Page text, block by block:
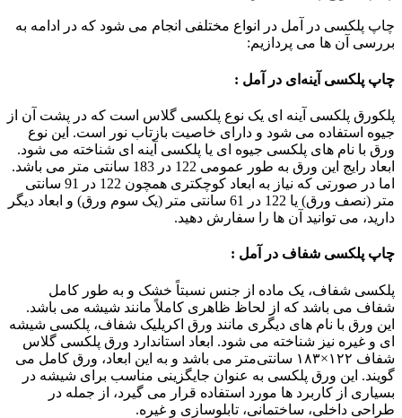
چاپ پلکسی در آمل در انواع مختلفی انجام می شود که در ادامه به
بررسی آن ها می پردازیم:
چاپ پلکسی آینه‌ای در آمل :
پلکورق پلکسی آینه ‌ای یک نوع پلکسی گلاس است که در پشت آن از
جیوه استفاده می ‌شود و دارای خاصیت بازتاب نور است. این نوع
ورق با نام‌ های پلکسی جیوه ‌ای یا پلکسی آینه ‌ای شناخته می‌ شود.
ابعاد رایج این ورق به طور عمومی 122 در 183 سانتی متر می باشد.
اما در صورتی که نیاز به ابعاد کوچکتری همچون 122 در 91 سانتی
متر (نصف ورق) یا 122 در 61 سانتی متر (یک سوم ورق) و ابعاد دیگر
دارید، می‌ توانید آن ها را سفارش دهید.
چاپ پلکسی شفاف در آمل :
پلکسی شفاف، یک ماده از جنس نسبتاً خشک و به طور کامل
شفاف می باشد که از لحاظ ظاهری کاملاً مانند شیشه می ‌باشد.
این ورق با نام‌ های دیگری مانند ورق اکریلیک شفاف، پلکسی شیشه
‌ای و غیره نیز شناخته می‌ شود. ابعاد استاندارد ورق پلکسی گلاس
شفاف ۱۲۲×۱۸۳ سانتی‌متر می باشد و به این ابعاد، ورق کامل می
‌گویند. این ورق پلکسی به عنوان جایگزینی مناسب برای شیشه در
بسیاری از کاربرد ها مورد استفاده قرار می ‌گیرد، از جمله در
طراحی داخلی، ساختمانی، تابلوسازی و غیره.